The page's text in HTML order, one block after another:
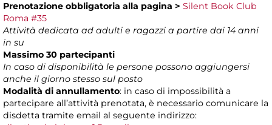
Prenotazione obbligatoria alla pagina > Silent Book Club
Roma #35
Attività dedicata ad adulti e ragazzi a partire dai 14 anni
in su
Massimo 30 partecipanti
In caso di disponibilità le persone possono aggiungersi
anche il giorno stesso sul posto
Modalità di annullamento: in caso di impossibilità a
partecipare all’attività prenotata, è necessario comunicare la
disdetta tramite email al seguente indirizzo: